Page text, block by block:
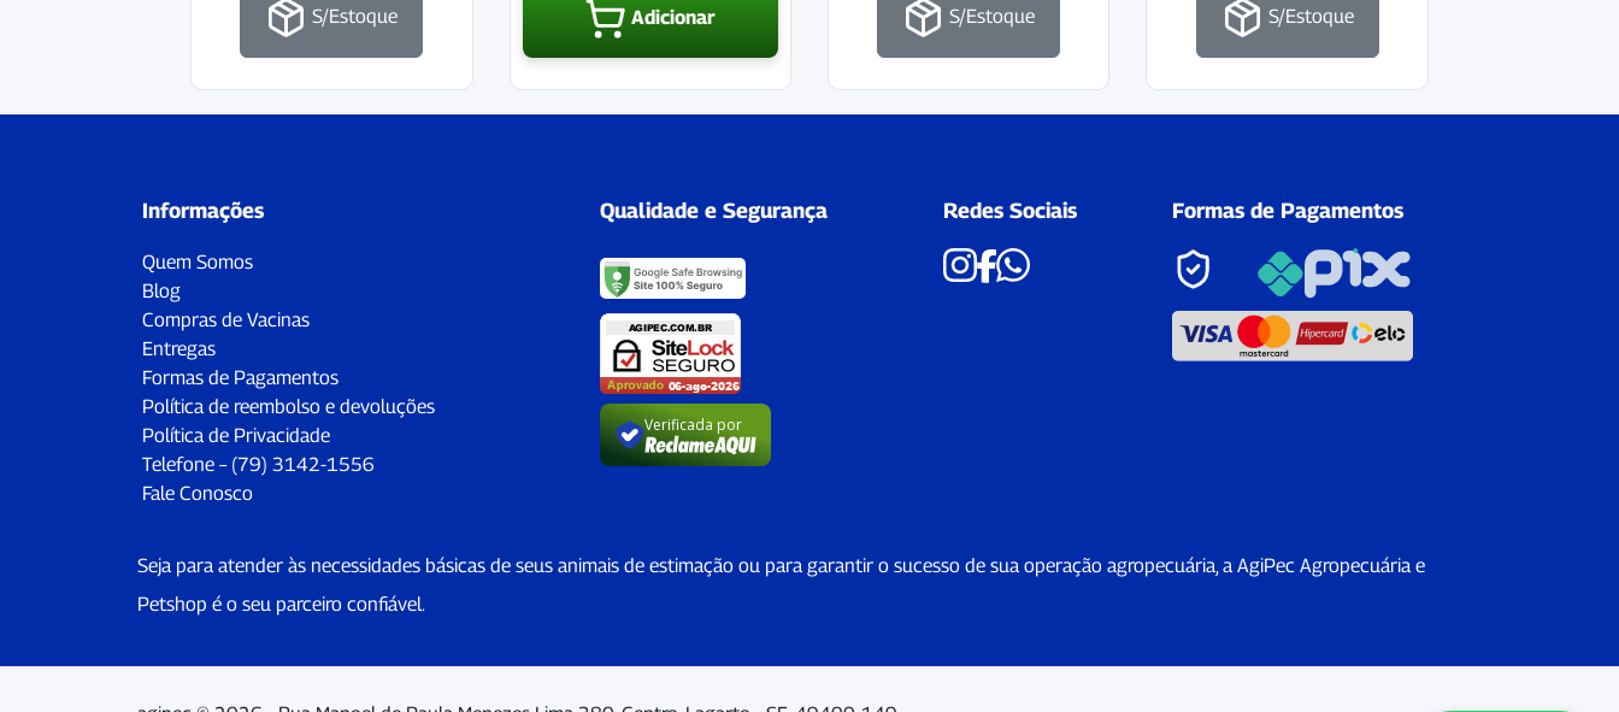
S/Estoque Adicionar S/Estoque S/Estoque
Informações
Quem Somos
Blog
Compras de Vacinas
Entregas
Formas de Pagamentos
Política de reembolso e devoluções
Política de Privacidade
Telefone – (79) 3142-1556
Fale Conosco
Qualidade e Segurança
Verificada por
Redes Sociais Formas de Pagamentos
Seja para atender às necessidades básicas de seus animais de estimação ou para garantir o sucesso de sua operação agropecuária, a AgiPec Agropecuária e
Petshop é o seu parceiro confiável.